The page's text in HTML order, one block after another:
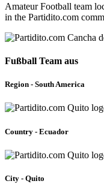
Amateur Football team
in the Partidito.com
Fußball Team aus
Region - South America
Country - Ecuador
City - Quito